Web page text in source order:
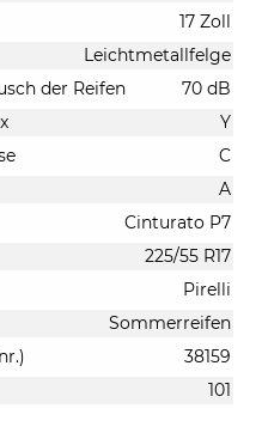
17 Zoll
Leichtmetallfelge
der Reifen
70 dB
Y
C
A
Cinturato P7
225/55 R17
Pirelli
Sommerreifen
38159
101